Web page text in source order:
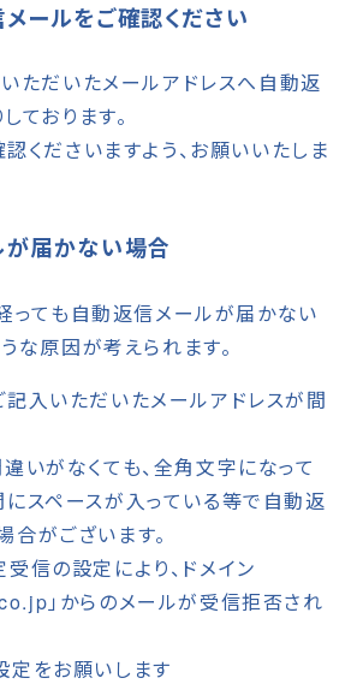
ールをご確認ください
ただいたメールアドレスへ自動返
ております。
くださいますよう、お願いいたしま
届かない場合
っても自動返信メールが届かない
な原因が考えられます。
記入いただいたメールアドレスが間
いがなくても、全角文字になって
にスペースが入っている等で自動返
合がございます。
受信の設定により、ドメイン
」からのメールが受信拒否され
をお願いします